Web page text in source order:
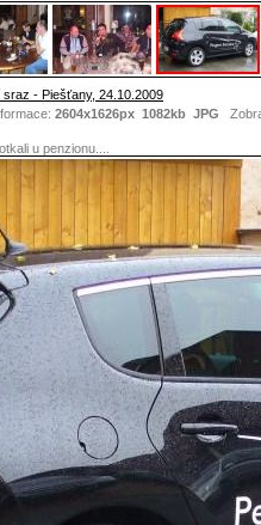
- Piešťany, 24.10.2009
2604x1626px 1082kb JPG
u penzionu....